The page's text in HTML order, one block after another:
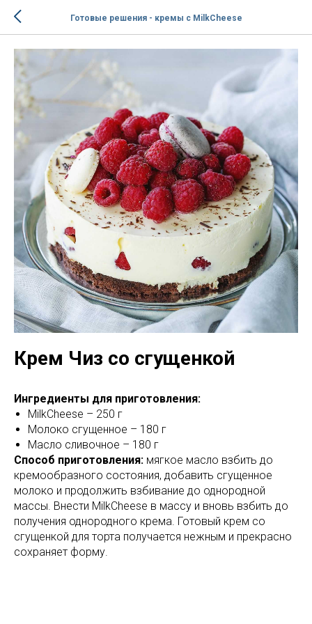
Готовые решения - кремы с MilkCheese
Крем Чиз со сгущенкой
Ингредиенты для приготовления:
MilkCheese – 250 г
Молоко сгущенное – 180 г
Масло сливочное – 180 г
Способ приготовления: мягкое масло взбить до
кремообразного состояния, добавить сгущенное
молоко и продолжить взбивание до однородной
массы. Внести MilkCheese в массу и вновь взбить до
получения однородного крема. Готовый крем со
сгущенкой для торта получается нежным и прекрасно
сохраняет форму.